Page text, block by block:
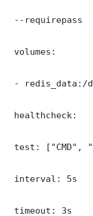
--requirepass
volumes:
- redis_data:/
healthcheck:
test: ["CMD",
interval: 5s
timeout: 3s